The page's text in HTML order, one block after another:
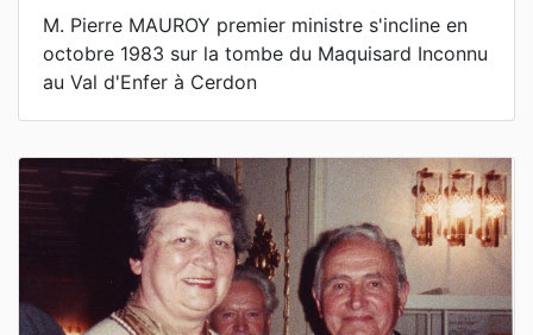
M. Pierre MAUROY premier ministre s'incline en
octobre 1983 sur la tombe du Maquisard Inconnu
au Val d'Enfer à Cerdon